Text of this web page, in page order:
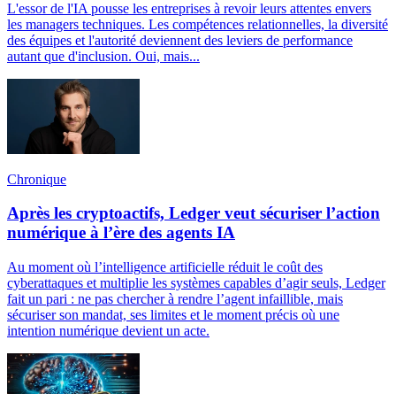
L'essor de l'IA pousse les entreprises à revoir leurs attentes envers
les managers techniques. Les compétences relationnelles, la diversité
des équipes et l'autorité deviennent des leviers de performance
autant que d'inclusion. Oui, mais...
Chronique
Après les cryptoactifs, Ledger veut sécuriser l’action
numérique à l’ère des agents IA
Au moment où l’intelligence artificielle réduit le coût des
cyberattaques et multiplie les systèmes capables d’agir seuls, Ledger
fait un pari : ne pas chercher à rendre l’agent infaillible, mais
sécuriser son mandat, ses limites et le moment précis où une
intention numérique devient un acte.